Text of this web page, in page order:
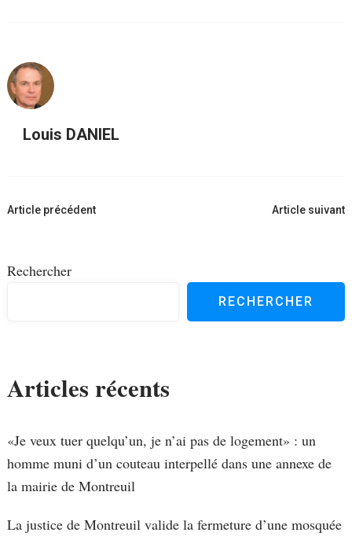
Louis DANIEL
Navigation
Article précédent Article suivant
Rechercher
RECHERCHER
Articles récents
«Je veux tuer quelqu’un, je n’ai pas de logement» : un
homme muni d’un couteau interpellé dans une annexe de
la mairie de Montreuil
La justice de Montreuil valide la fermeture d’une mosquée